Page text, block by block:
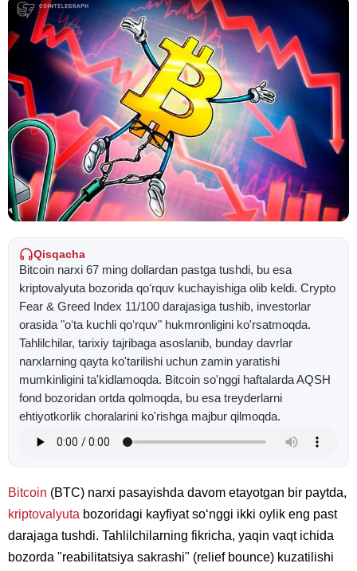
Qisqacha
Bitcoin narxi 67 ming dollardan pastga tushdi, bu esa
kriptovalyuta bozorida qoʻrquv kuchayishiga olib keldi. Crypto
Fear & Greed Index 11/100 darajasiga tushib, investorlar
orasida "oʻta kuchli qoʻrquv" hukmronligini ko'rsatmoqda.
Tahlilchilar, tarixiy tajribaga asoslanib, bunday davrlar
narxlarning qayta ko'tarilishi uchun zamin yaratishi
mumkinligini ta'kidlamoqda. Bitcoin so'nggi haftalarda AQSH
fond bozoridan ortda qolmoqda, bu esa treyderlarni
ehtiyotkorlik choralarini ko'rishga majbur qilmoqda.
Bitcoin (BTC) narxi pasayishda davom etayotgan bir paytda,
kriptovalyuta bozoridagi kayfiyat soʻnggi ikki oylik eng past
darajaga tushdi. Tahlilchilarning fikricha, yaqin vaqt ichida
bozorda "reabilitatsiya sakrashi" (relief bounce) kuzatilishi